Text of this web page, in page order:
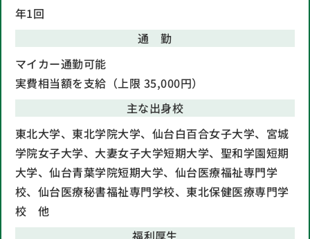
年1回
通 勤
マイカー通勤可能
実費相当額を支給（上限 35,000円）
主な出身校
東北大学、東北学院大学、仙台白百合女子大学、宮城
学院女子大学、大妻女子大学短期大学、聖和学園短期
大学、仙台青葉学院短期大学、仙台医療福祉専門学
校、仙台医療秘書福祉専門学校、東北保健医療専門学
校 他
福利厚生